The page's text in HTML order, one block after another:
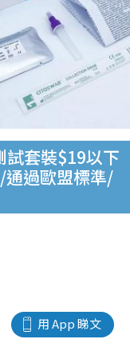
試套裝$19以下
通過歐盟標準/
用 App 睇文